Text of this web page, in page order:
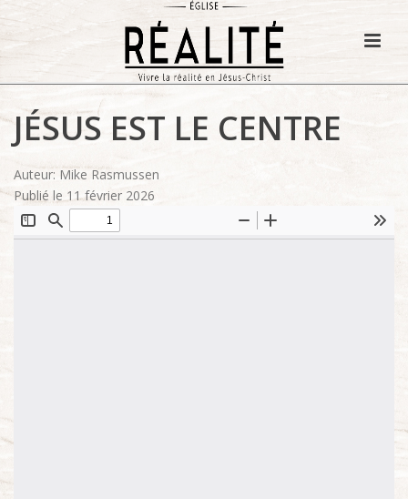
JÉSUS EST LE CENTRE
Auteur: Mike Rasmussen
Publié le 11 février 2026